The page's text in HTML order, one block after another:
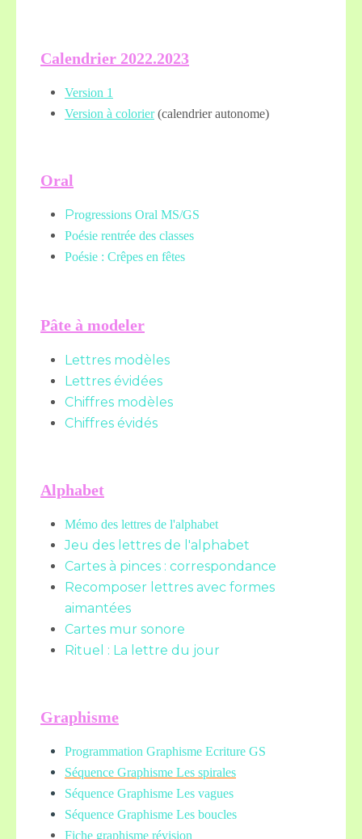
Calendrier 2022.2023
Version 1
Version à colorier(calendrier autonome)
Oral
Progressions Oral MS/GS
Poésie rentrée des classes
Poésie : Crêpes en fêtes
Pâte à modeler
Lettres modèles
Lettres évidées
Chiffres modèles
Chiffres évidés
Alphabet
Mémo des lettres de l'alphabet
Jeu des lettres de l'alphabet
Cartes à pinces : correspondance
Recomposer lettres avec formes
aimantées
Cartes mur sonore
Rituel : La lettre du jour
Graphisme
Programmation Graphisme Ecriture GS
Séquence Graphisme Les spirales
Séquence Graphisme Les vagues
Séquence Graphisme Les boucles
Fiche graphisme révision